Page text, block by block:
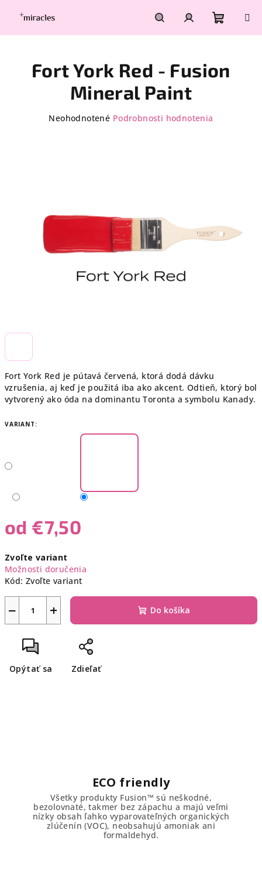
HľadaťPrihlásenie
košík
Fort York Red je pútavá červená, ktorá dodá dávku
vzrušenia, aj keď je použitá iba ako akcent. Odtieň, ktorý bol
vytvorený ako óda na dominantu Toronta a symbolu Kanady.
VARIANT:
od €7,50
cena:
Zvoľte variant
Možnosti doručenia
Kód: Zvoľte variant
+
− Do košíka
Opýtať sa Zdieľať
Fort York Red - Fusion
Mineral Paint
Priemerné
Neohodnotené Podrobnosti hodnotenia
ECO friendly
Všetky produkty Fusion™ sú neškodné,
bezolovnaté, takmer bez zápachu a majú veľmi
nízky obsah ľahko vyparovateľných organických
zlúčenín (VOC), neobsahujú amoniak ani
formaldehyd.